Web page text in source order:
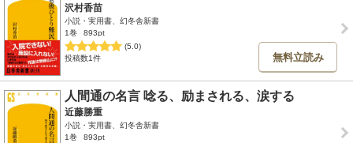
沢村香苗
小説・実用書、幻冬舎新書
1巻
893pt
(5.0)
投稿数1件
無料立読み
人間通の名言 唸る、励まされる、涙する
近藤勝重
小説・実用書、幻冬舎新書
1巻
893pt